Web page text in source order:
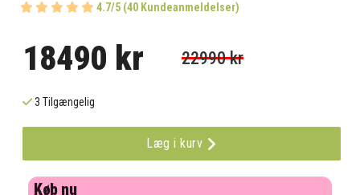
4.7/5 (40 Kundeanmeldelser)
18490 kr 22990 kr
3 Tilgængelig
Læg i kurv
Køb nu